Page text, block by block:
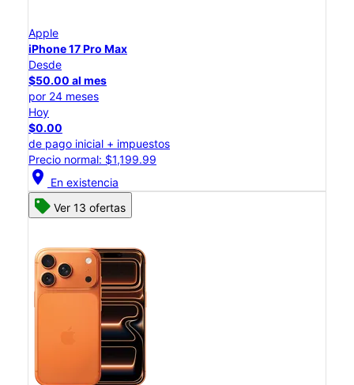
Apple
iPhone 17 Pro Max
Desde
$50.00 al mes
por 24 meses
Hoy
$0.00
de pago inicial + impuestos
Precio normal: $1,199.99
location_on En existencia
Ver 13 ofertas